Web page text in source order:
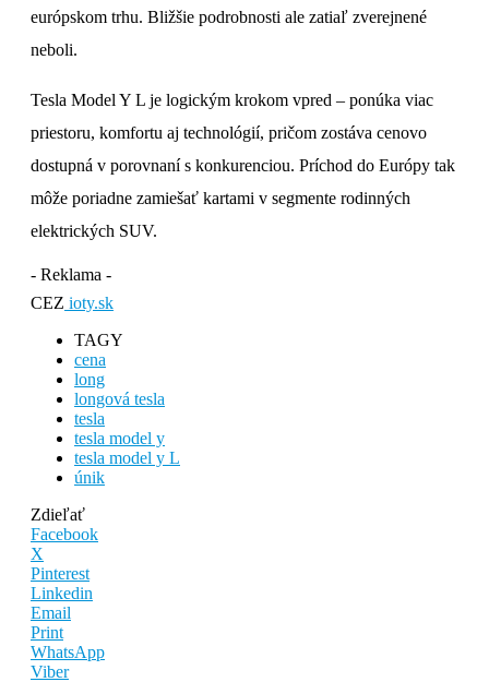
európskom trhu. Bližšie podrobnosti ale zatiaľ zverejnené
neboli.
Tesla Model Y L je logickým krokom vpred – ponúka viac
priestoru, komfortu aj technológií, pričom zostáva cenovo
dostupná v porovnaní s konkurenciou. Príchod do Európy tak
môže poriadne zamiešať kartami v segmente rodinných
elektrických SUV.
- Reklama -
CEZ ioty.sk
TAGY
cena
long
longová tesla
tesla
tesla model y
tesla model y L
únik
Zdieľať
Facebook
X
Pinterest
Linkedin
Email
Print
WhatsApp
Viber